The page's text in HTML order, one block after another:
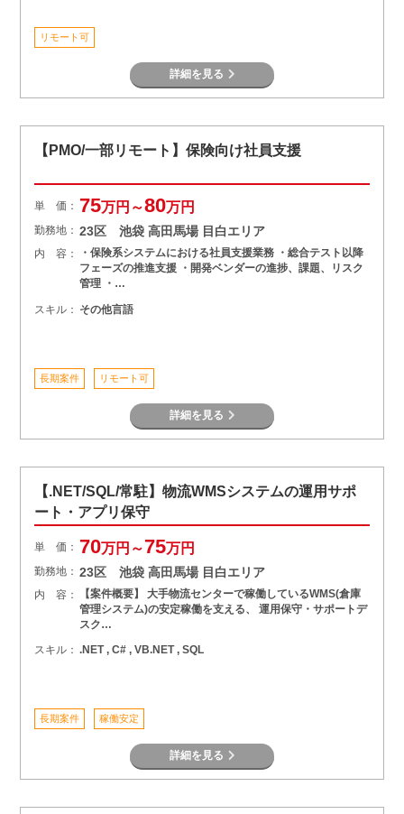
リモート可
詳細を見る
【PMO/一部リモート】保険向け社員支援
単 価： 75万円～80万円
勤務地： 23区 池袋 高田馬場 目白エリア
内 容：
・保険系システムにおける社員支援業務 ・総合テスト以降
フェーズの推進支援 ・開発ベンダーの進捗、課題、リスク
管理 ・…
スキル： その他言語
長期案件 リモート可
詳細を見る
【.NET/SQL/常駐】物流WMSシステムの運用サポ
ート・アプリ保守
単 価： 70万円～75万円
勤務地： 23区 池袋 高田馬場 目白エリア
内 容：
【案件概要】 大手物流センターで稼働しているWMS(倉庫
管理システム)の安定稼働を支える、 運用保守・サポートデ
スク…
スキル： .NET , C# , VB.NET , SQL
長期案件 稼働安定
詳細を見る